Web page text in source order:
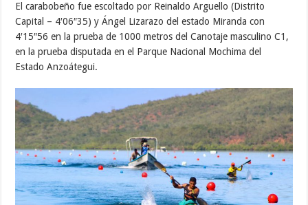
El carabobeño fue escoltado por Reinaldo Arguello (Distrito
Capital – 4′06″35) y Ángel Lizarazo del estado Miranda con
4′15″56 en la prueba de 1000 metros del Canotaje masculino C1,
en la prueba disputada en el Parque Nacional Mochima del
Estado Anzoátegui.